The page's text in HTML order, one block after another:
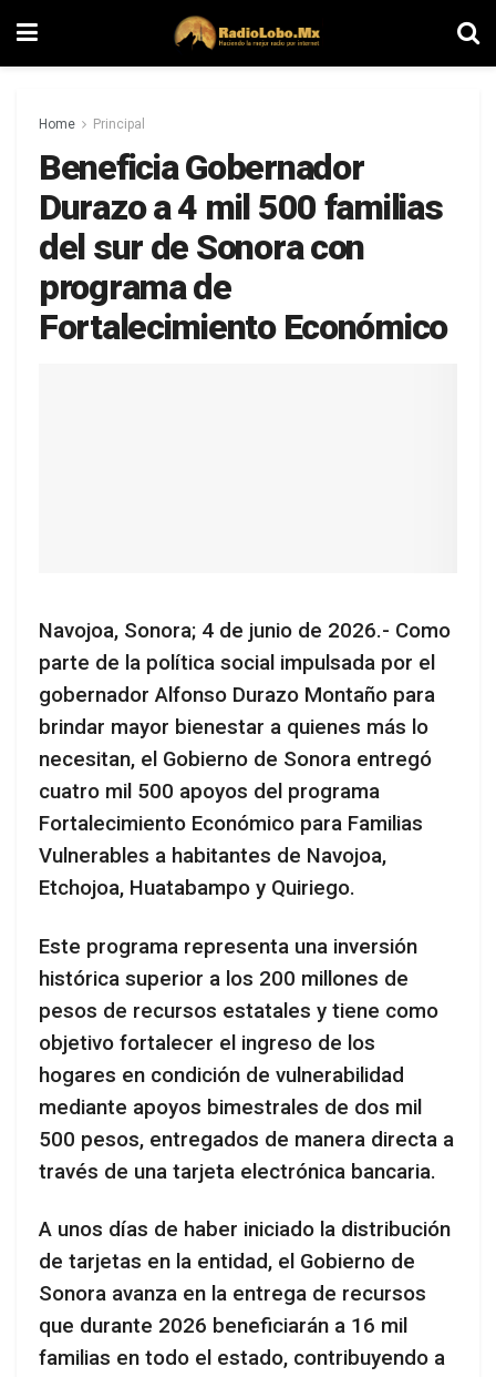
Home Principal
Beneficia Gobernador
Durazo a 4 mil 500 familias
del sur de Sonora con
programa de
Fortalecimiento Económico
Navojoa, Sonora; 4 de junio de 2026.- Como
parte de la política social impulsada por el
gobernador Alfonso Durazo Montaño para
brindar mayor bienestar a quienes más lo
necesitan, el Gobierno de Sonora entregó
cuatro mil 500 apoyos del programa
Fortalecimiento Económico para Familias
Vulnerables a habitantes de Navojoa,
Etchojoa, Huatabampo y Quiriego.
Este programa representa una inversión
histórica superior a los 200 millones de
pesos de recursos estatales y tiene como
objetivo fortalecer el ingreso de los
hogares en condición de vulnerabilidad
mediante apoyos bimestrales de dos mil
500 pesos, entregados de manera directa a
través de una tarjeta electrónica bancaria.
A unos días de haber iniciado la distribución
de tarjetas en la entidad, el Gobierno de
Sonora avanza en la entrega de recursos
que durante 2026 beneficiarán a 16 mil
familias en todo el estado, contribuyendo a